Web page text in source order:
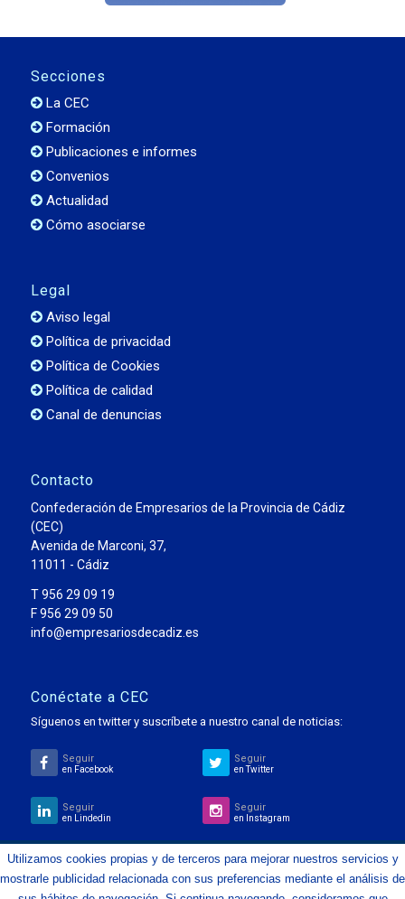
Secciones
La CEC
Formación
Publicaciones e informes
Convenios
Actualidad
Cómo asociarse
Legal
Aviso legal
Política de privacidad
Política de Cookies
Política de calidad
Canal de denuncias
Contacto
Confederación de Empresarios de la Provincia de Cádiz
(CEC)
Avenida de Marconi, 37,
11011 - Cádiz
T 956 29 09 19
F 956 29 09 50
info@empresariosdecadiz.es
Conéctate a CEC
Síguenos en twitter y suscríbete a nuestro canal de noticias:
Seguir
en Facebook
Seguir
en Twitter
Seguir
en Lindedin
Seguir
en Instagram
© Copyright 2023 - Confederación de Empresarios de la Provincia de
Utilizamos cookies propias y de terceros para mejorar nuestros servicios y
mostrarle publicidad relacionada con sus preferencias mediante el análisis de